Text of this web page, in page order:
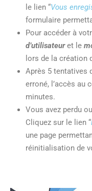
le lien “Vous
formulaire
Pour accéder à
d’utilisateuret le
lors de la création
Après 5 tentatives
erroné, l’accès au
minutes.
Vous avez perdu
Cliquez sur le lien “
une page
réinitialisation de